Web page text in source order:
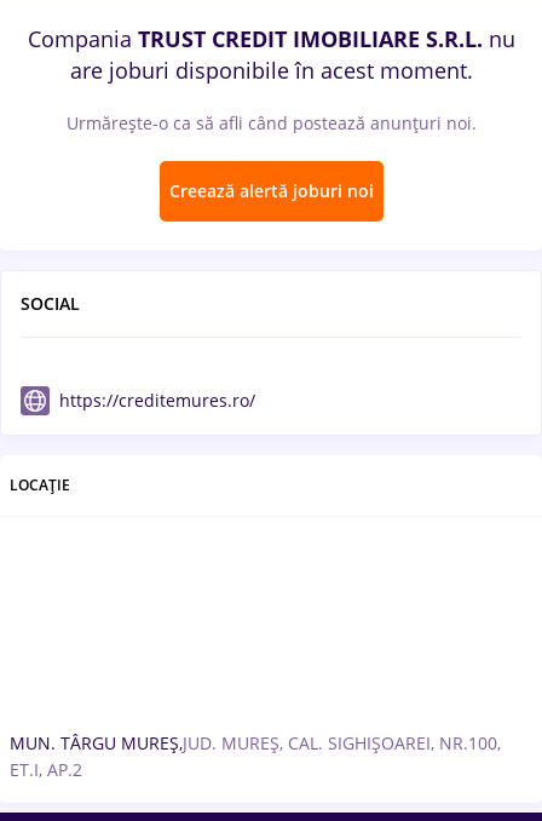
Compania TRUST CREDIT IMOBILIARE S.R.L. nu
are joburi disponibile în acest moment.
Urmărește-o ca să afli când postează anunțuri noi.
Creează alertă joburi noi
SOCIAL
https://creditemures.ro/
LOCAȚIE
MUN. TÂRGU MUREȘ,JUD. MUREȘ, CAL. SIGHIȘOAREI, NR.100,
ET.I, AP.2